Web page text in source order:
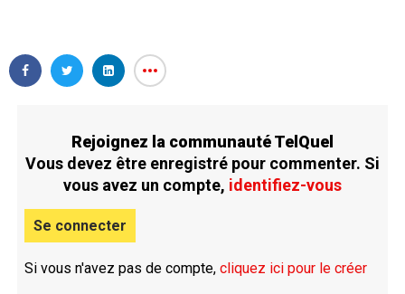
Rejoignez la communauté TelQuel
Vous devez être enregistré pour commenter. Si
vous avez un compte, identifiez-vous
Se connecter
Si vous n'avez pas de compte, cliquez ici pour le créer